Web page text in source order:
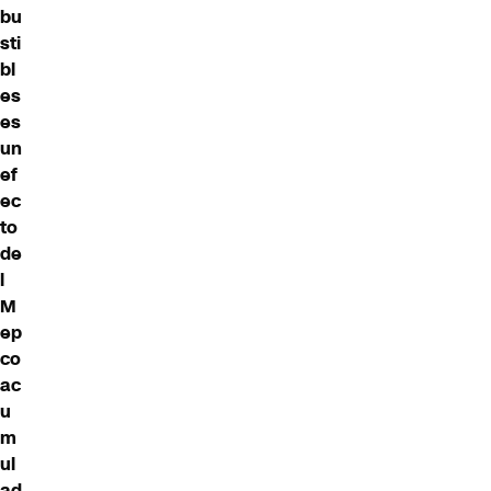
bu
sti
bl
es
es
un
ef
ec
to
de
l
M
ep
co
ac
u
m
ul